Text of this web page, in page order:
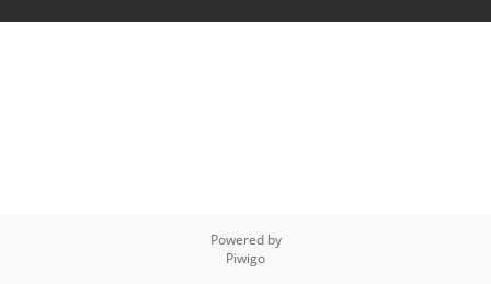
Powered by
Piwigo